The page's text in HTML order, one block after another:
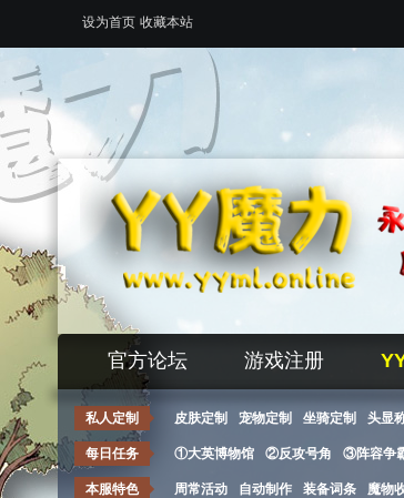
设为首页 收藏本站
官方论坛 游戏注册
私人定制 皮肤定制 宠物定制 坐骑定制 头显
每日任务 ①大英博物馆 ②反攻号角 ③阵容争
本服特色 周常活动 自动制作 装备词条 魔物